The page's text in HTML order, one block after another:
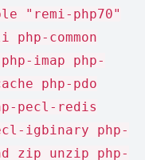
"remi-php70"
common
imap php-
php-pdo
pecl-redis
igbinary php-
zip unzip php-